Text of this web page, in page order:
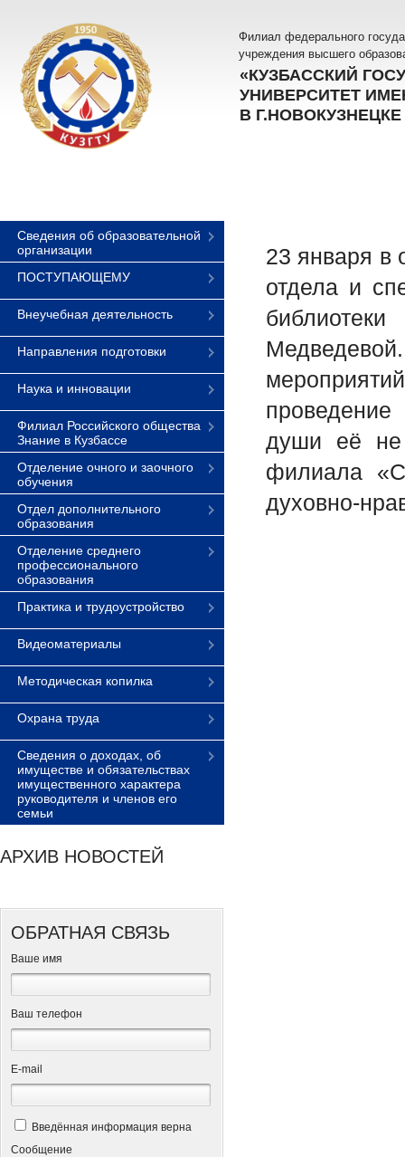
Филиал федерального
учреждения высшего
«КУЗБАССКИЙ
УНИВЕРСИТЕТ
В Г.НОВОКУЗНЕЦКЕ
Сведения об образовательной
организации
ПОСТУПАЮЩЕМУ
Внеучебная деятельность
Направления подготовки
Наука и инновации
Филиал Российского общества
Знание в Кузбассе
Отделение очного и заочного
обучения
Отдел дополнительного
образования
Отделение среднего
профессионального
образования
Практика и трудоустройство
Видеоматериалы
Методическая копилка
Охрана труда
Сведения о доходах, об
имуществе и обязательствах
имущественного характера
руководителя и членов его
семьи
АРХИВ НОВОСТЕЙ
ОБРАТНАЯ СВЯЗЬ
Ваше имя
Ваш телефон
Е-mail
Введённая информация верна
Сообщение
23 января в
отдела и
души её не
филиала
духовно-